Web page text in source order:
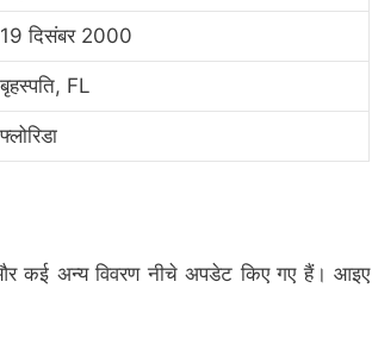
19 दिसंबर 2000
बृहस्पति, FL
फ्लोरिडा
कई अन्य विवरण नीचे अपडेट किए गए हैं। आइए